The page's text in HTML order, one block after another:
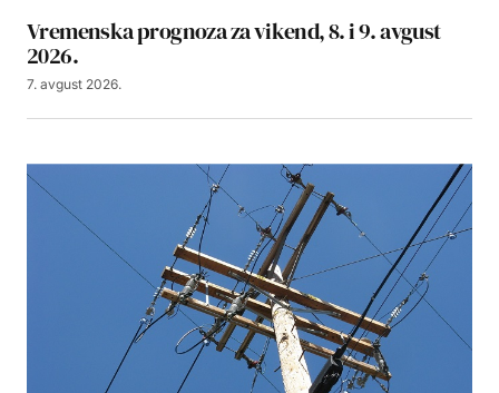
Vremenska prognoza za vikend, 8. i 9. avgust
2026.
7. avgust 2026.